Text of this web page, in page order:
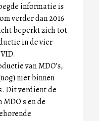
informatie is
verder dan 2016
beperkt zich tot
in de vier
van MDO's,
niet binnen
Dit verdient de
en de